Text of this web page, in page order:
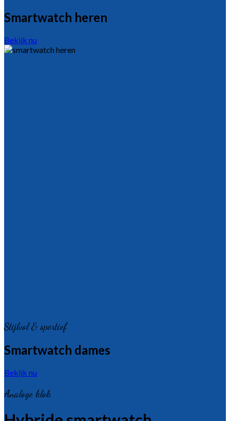
Smartwatch heren
Bekijk nu
Stijlvol & sportief
Smartwatch dames
Bekijk nu
Analoge klok